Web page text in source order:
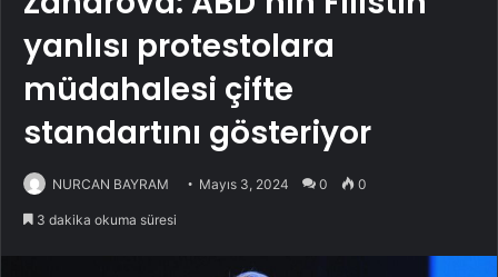
yanlısı protestolara
müdahalesi çifte
standartını gösteriyor
NURCAN BAYRAM Mayıs 3, 2024 0 0
3 dakika okuma süresi